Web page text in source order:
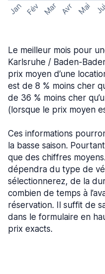
Jan Fév Mar Avr Mai
Le meilleur mois pour
Karlsruhe / Baden-
prix moyen d’une
est de 8 % moins cher
de 36 % moins cher
(lorsque le prix moyen
Ces informations
la basse saison.
que des chiffres
dépendra du type de
sélectionnerez, de la
combien de temps à
réservation. Il suffit de
dans le formulaire en
prix exacts.